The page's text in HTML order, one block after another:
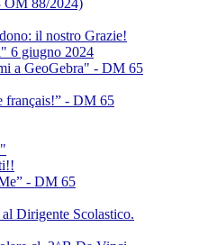
OM 88/2024)
il nostro Grazie!
6 giugno 2024
a GeoGebra" - DM 65
français!” - DM 65
- DM 65
Dirigente Scolastico.